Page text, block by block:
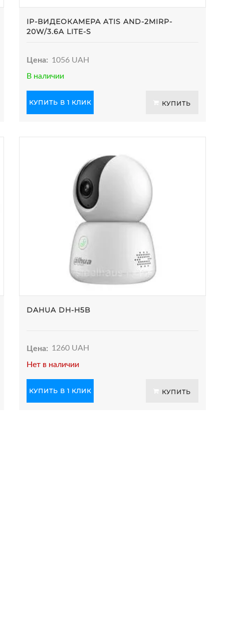
IP-ВИДЕОКАМЕРА ATIS AND-2MIRP-
20W/3.6A LITE-S
Цена: 1056 UAH
В наличии
КУПИТЬ В 1 КЛИК КУПИТЬ
DAHUA DH-H5B
Цена: 1260 UAH
Нет в наличии
КУПИТЬ В 1 КЛИК КУПИТЬ